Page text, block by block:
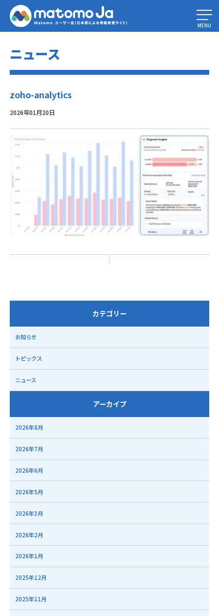
Home» ビジネス解析ツール：機能、活用事例など
MENU
ニュース
zoho-analytics
2026年01月20日
カテゴリー
お知らせ
トピックス
ニュース
アーカイブ
2026年8月
2026年7月
2026年6月
2026年5月
2026年3月
2026年2月
2026年1月
2025年12月
2025年11月